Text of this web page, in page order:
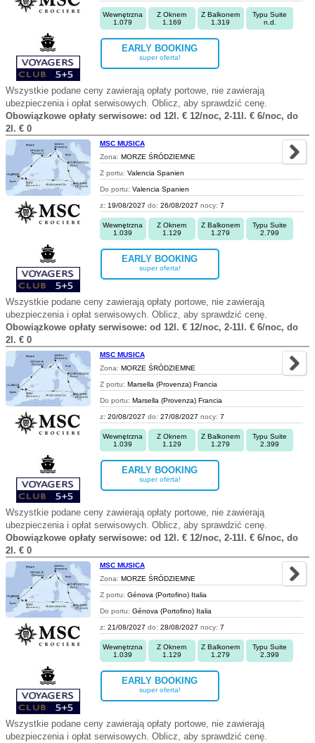
Wewnętrzna
1.079
Z Oknem
1.169
Z Balkonem
1.319
Typu Suite
n.d.
EARLY BOOKING
super oferta!
Wszystkie podane ceny zawierają opłaty portowe, nie zawierają
ubezpieczenia i opłat serwisowych. Oblicz, aby sprawdzić cenę.
Obowiązkowe opłaty serwisowe: od 12l. € 12/noc, 2-11l. € 6/noc, do
2l. € 0
MSC MUSICA
Zona: MORZE ŚRÓDZIEMNE
Z portu: Valencia Spanien
Do portu: Valencia Spanien
z: 19/08/2027 do: 26/08/2027 nocy: 7
Wewnętrzna
1.039
Z Oknem
1.129
Z Balkonem
1.279
Typu Suite
2.799
EARLY BOOKING
super oferta!
Wszystkie podane ceny zawierają opłaty portowe, nie zawierają
ubezpieczenia i opłat serwisowych. Oblicz, aby sprawdzić cenę.
Obowiązkowe opłaty serwisowe: od 12l. € 12/noc, 2-11l. € 6/noc, do
2l. € 0
MSC MUSICA
Zona: MORZE ŚRÓDZIEMNE
Z portu: Marsella (Provenza) Francia
Do portu: Marsella (Provenza) Francia
z: 20/08/2027 do: 27/08/2027 nocy: 7
Wewnętrzna
1.039
Z Oknem
1.129
Z Balkonem
1.279
Typu Suite
2.399
EARLY BOOKING
super oferta!
Wszystkie podane ceny zawierają opłaty portowe, nie zawierają
ubezpieczenia i opłat serwisowych. Oblicz, aby sprawdzić cenę.
Obowiązkowe opłaty serwisowe: od 12l. € 12/noc, 2-11l. € 6/noc, do
2l. € 0
MSC MUSICA
Zona: MORZE ŚRÓDZIEMNE
Z portu: Génova (Portofino) Italia
Do portu: Génova (Portofino) Italia
z: 21/08/2027 do: 28/08/2027 nocy: 7
Wewnętrzna
1.039
Z Oknem
1.129
Z Balkonem
1.279
Typu Suite
2.399
EARLY BOOKING
super oferta!
Wszystkie podane ceny zawierają opłaty portowe, nie zawierają
ubezpieczenia i opłat serwisowych. Oblicz, aby sprawdzić cenę.